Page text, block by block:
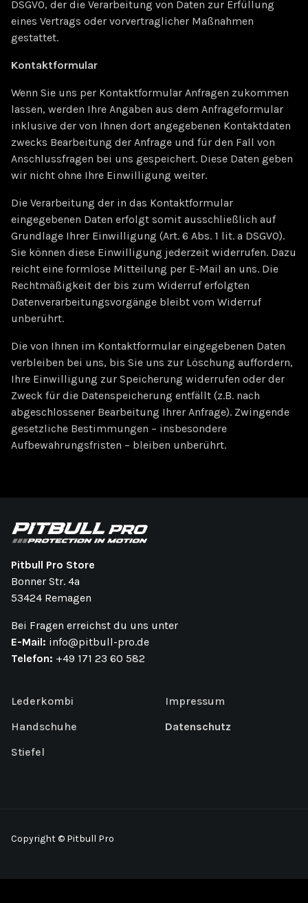
DSGVO, der die Verarbeitung von Daten zur Erfüllung
eines Vertrags oder vorvertraglicher Maßnahmen
gestattet.
Kontaktformular
Wenn Sie uns per Kontaktformular Anfragen zukommen
lassen, werden Ihre Angaben aus dem Anfrageformular
inklusive der von Ihnen dort angegebenen Kontaktdaten
zwecks Bearbeitung der Anfrage und für den Fall von
Anschlussfragen bei uns gespeichert. Diese Daten geben
wir nicht ohne Ihre Einwilligung weiter.
Die Verarbeitung der in das Kontaktformular
eingegebenen Daten erfolgt somit ausschließlich auf
Grundlage Ihrer Einwilligung (Art. 6 Abs. 1 lit. a DSGVO).
Sie können diese Einwilligung jederzeit widerrufen. Dazu
reicht eine formlose Mitteilung per E-Mail an uns. Die
Rechtmäßigkeit der bis zum Widerruf erfolgten
Datenverarbeitungsvorgänge bleibt vom Widerruf
unberührt.
Die von Ihnen im Kontaktformular eingegebenen Daten
verbleiben bei uns, bis Sie uns zur Löschung auffordern,
Ihre Einwilligung zur Speicherung widerrufen oder der
Zweck für die Datenspeicherung entfällt (z.B. nach
abgeschlossener Bearbeitung Ihrer Anfrage). Zwingende
gesetzliche Bestimmungen – insbesondere
Aufbewahrungsfristen – bleiben unberührt.
Pitbull Pro Store
Bonner Str. 4a
53424 Remagen
Bei Fragen erreichst du uns unter
E-Mail: info@pitbull-pro.de
Telefon: +49 171 23 60 582
Lederkombi
Handschuhe
Stiefel
Impressum
Datenschutz
Copyright © Pitbull Pro